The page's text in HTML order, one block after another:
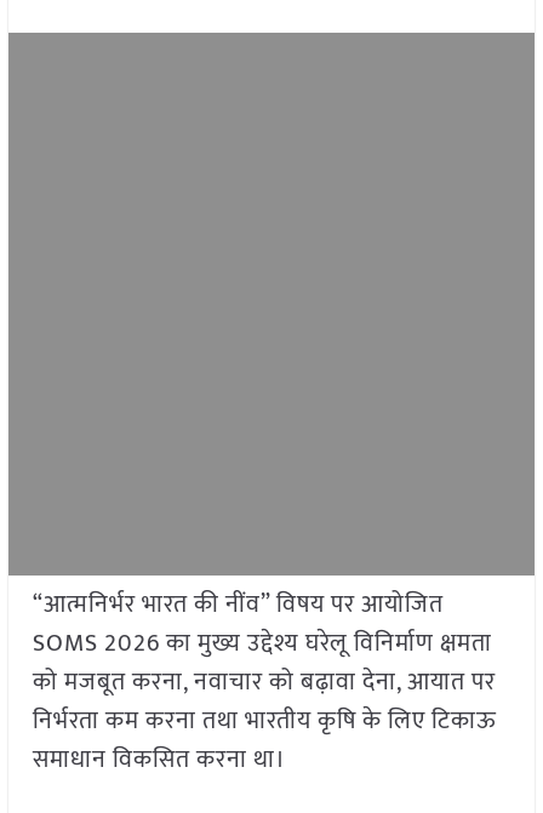
“आत्मनिर्भर भारत की नींव” विषय पर आयोजित
SOMS 2026 का मुख्य उद्देश्य घरेलू विनिर्माण क्षमता
को मजबूत करना, नवाचार को बढ़ावा देना, आयात पर
निर्भरता कम करना तथा भारतीय कृषि के लिए टिकाऊ
समाधान विकसित करना था।